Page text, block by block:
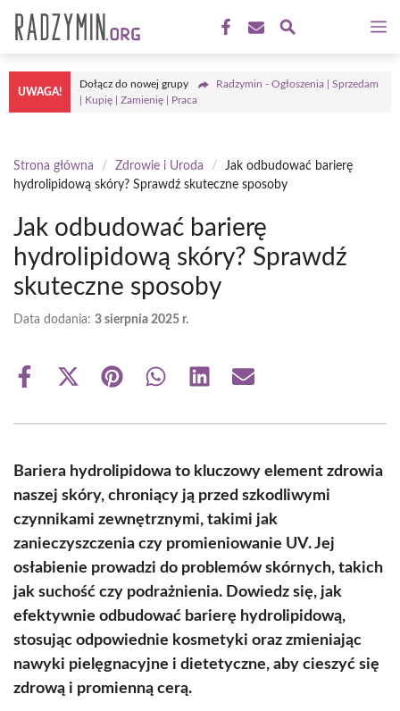
treści
UWAGA!
Dołącz do nowej grupy
Radzymin - Ogłoszenia | Sprzedam
| Kupię | Zamienię | Praca
Strona główna / Zdrowie i Uroda /
Jak odbudować barierę
hydrolipidową skóry? Sprawdź skuteczne sposoby
Jak odbudować barierę
hydrolipidową skóry? Sprawdź
skuteczne sposoby
Data dodania: 3 sierpnia 2025 r.
Share
Share
(Twitter)
Share Share Share Share
Bariera hydrolipidowa to kluczowy element zdrowia
naszej skóry, chroniący ją przed szkodliwymi
czynnikami zewnętrznymi, takimi jak
zanieczyszczenia czy promieniowanie UV. Jej
osłabienie prowadzi do problemów skórnych, takich
jak suchość czy podrażnienia. Dowiedz się, jak
efektywnie odbudować barierę hydrolipidową,
stosując odpowiednie kosmetyki oraz zmieniając
nawyki pielęgnacyjne i dietetyczne, aby cieszyć się
zdrową i promienną cerą.